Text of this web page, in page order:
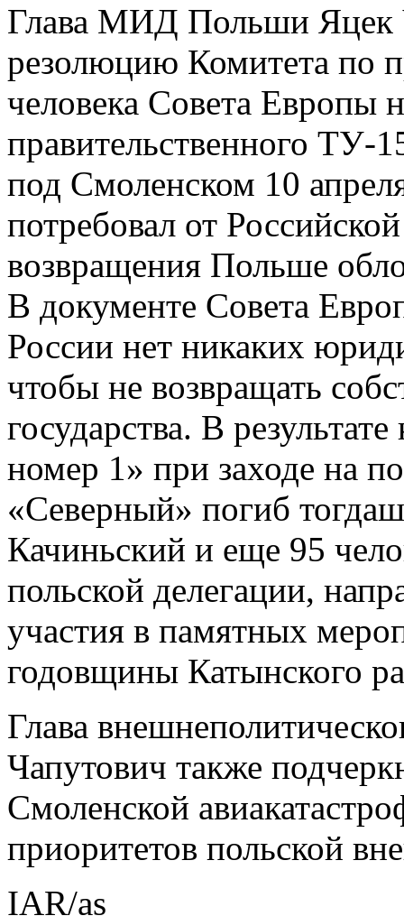
Глава МИД Польши Яцек
резолюцию Комитета по
человека Совета Европы
правительственного ТУ-
под Смоленском 10
потребовал от
возвращения Польше
В документе Совета
России нет никаких
чтобы не возвращать
государства. В
номер 1» при заходе на
«Северный» погиб
Качиньский и еще 95
польской делегации,
участия в памятных
годовщины Катынского
Глава
Чапутович также
Смоленской
приоритетов польской
IAR/as